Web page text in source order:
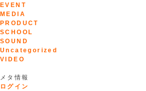
EVENT
MEDIA
PRODUCT
SCHOOL
SOUND
Uncategorized
VIDEO
メタ情報
ログイン